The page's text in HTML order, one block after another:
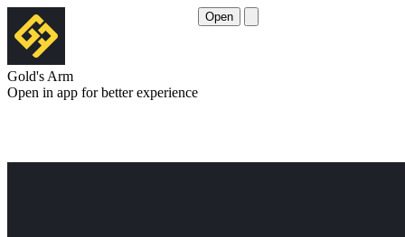
Gold's Arm
Open in app for better experience
Open